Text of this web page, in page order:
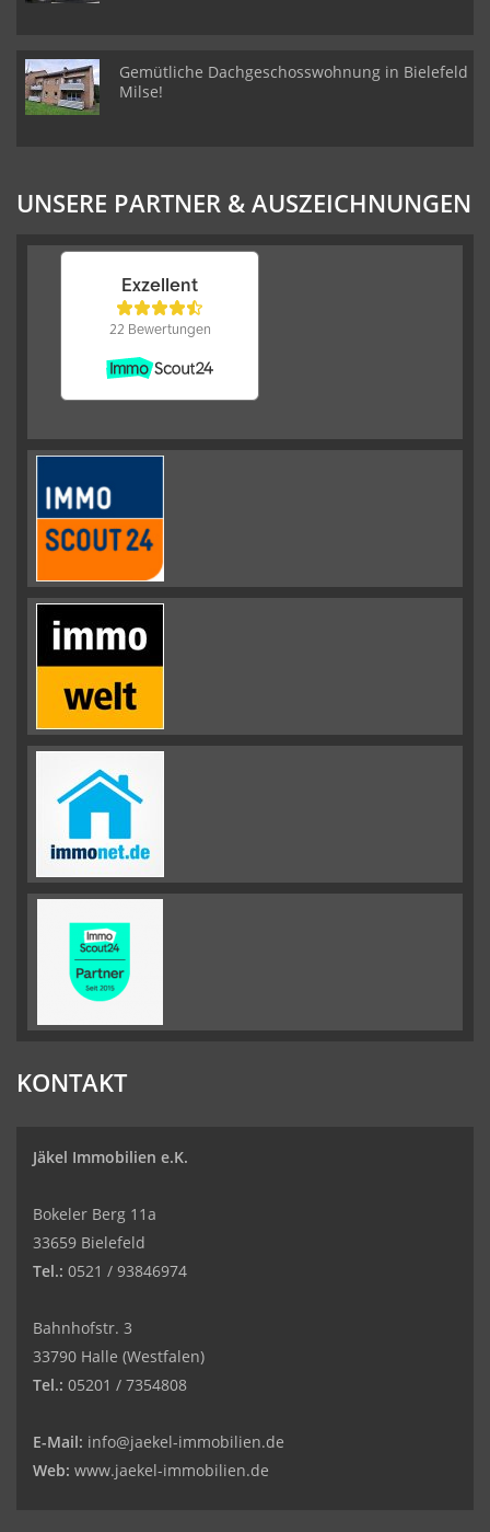
Gemütliche Dachgeschosswohnung in Bielefeld
Milse!
UNSERE PARTNER & AUSZEICHNUNGEN
KONTAKT
Jäkel Immobilien e.K.
Bokeler Berg 11a
33659 Bielefeld
Tel.: 0521 / 93846974
Bahnhofstr. 3
33790 Halle (Westfalen)
Tel.: 05201 / 7354808
E-Mail: info@jaekel-immobilien.de
Web: www.jaekel-immobilien.de